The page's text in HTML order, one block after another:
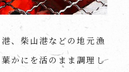
、柴山港などの地元漁
かにを活のまま調理し